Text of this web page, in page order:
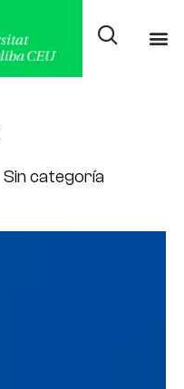
Sin categoría